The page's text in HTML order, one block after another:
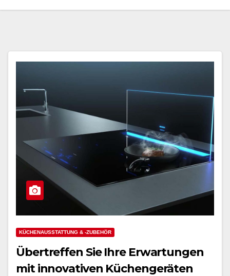
KÜCHENAUSSTATTUNG & -ZUBEHÖR
Übertreffen Sie Ihre Erwartungen
mit innovativen Küchengeräten